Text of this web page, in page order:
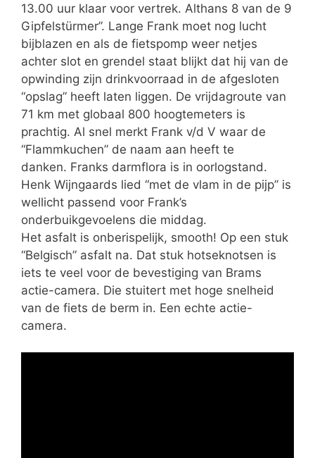
13.00 uur klaar voor vertrek. Althans 8 van de 9
Gipfelstürmer”. Lange Frank moet nog lucht
bijblazen en als de fietspomp weer netjes
achter slot en grendel staat blijkt dat hij van de
opwinding zijn drinkvoorraad in de afgesloten
“opslag” heeft laten liggen. De vrijdagroute van
71 km met globaal 800 hoogtemeters is
prachtig. Al snel merkt Frank v/d V waar de
“Flammkuchen” de naam aan heeft te
danken. Franks darmflora is in oorlogstand.
Henk Wijngaards lied “met de vlam in de pijp” is
wellicht passend voor Frank’s
onderbuikgevoelens die middag.
Het asfalt is onberispelijk, smooth! Op een stuk
“Belgisch” asfalt na. Dat stuk hotseknotsen is
iets te veel voor de bevestiging van Brams
actie-camera. Die stuitert met hoge snelheid
van de fiets de berm in. Een echte actie-
camera.